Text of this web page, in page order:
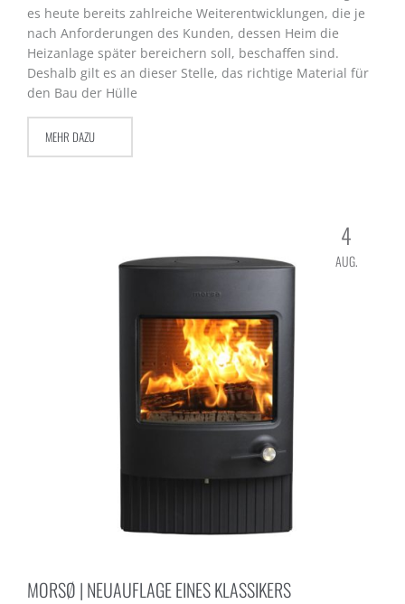
es heute bereits zahlreiche Weiterentwicklungen, die je
nach Anforderungen des Kunden, dessen Heim die
Heizanlage später bereichern soll, beschaffen sind.
Deshalb gilt es an dieser Stelle, das richtige Material für
den Bau der Hülle
MEHR DAZU
4
AUG.
MORSØ | NEUAUFLAGE EINES KLASSIKERS